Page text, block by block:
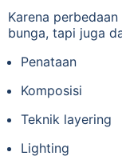
Karena
bunga, tapi juga
Penataan
Komposisi
Teknik layering
Lighting